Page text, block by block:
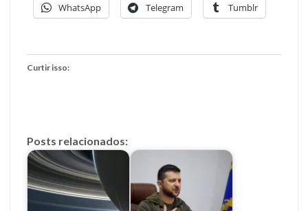
WhatsApp Telegram Tumblr
Curtir isso:
Posts relacionados: